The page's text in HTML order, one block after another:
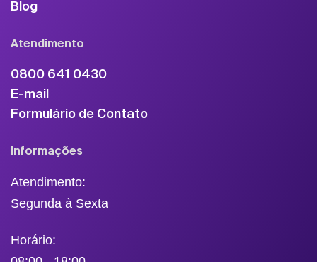
Blog
Atendimento
0800 641 0430
E-mail
Formulário de Contato
Informações
Atendimento:
Segunda à Sexta
Horário: